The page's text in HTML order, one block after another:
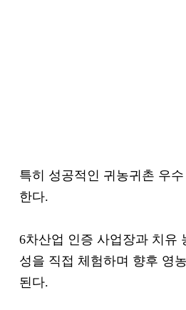
특히 성공적인 귀농귀촌 우
한다.
6차산업 인증 사업장과 치유
성을 직접 체험하며 향후 영
된다.